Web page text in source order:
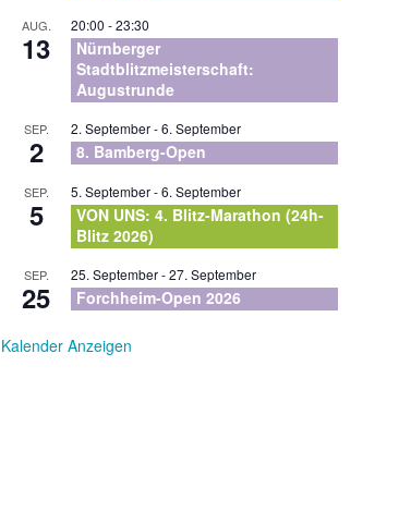
AUG.
13
20:00 -23:30
Nürnberger
Stadtblitzmeisterschaft:
Augustrunde
SEP.
2
2. September-6. September
8. Bamberg-Open
SEP.
5
5. September-6. September
VON UNS: 4. Blitz-Marathon (24h-
Blitz 2026)
SEP.
25
25. September-27. September
Forchheim-Open 2026
Kalender Anzeigen